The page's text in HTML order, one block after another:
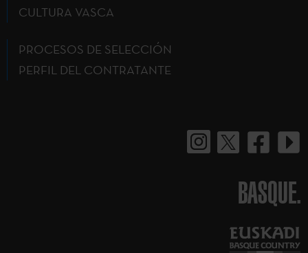
CULTURA VASCA
PROCESOS DE SELECCIÓN
PERFIL DEL CONTRATANTE
BASQUE.